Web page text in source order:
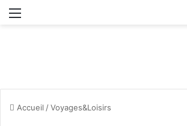
Accueil /Voyages&Loisirs